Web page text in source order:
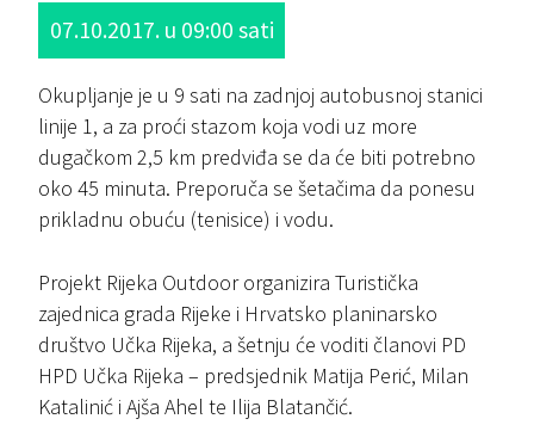
07.10.2017. u 09:00 sati
Okupljanje je u 9 sati na zadnjoj autobusnoj stanici
linije 1, a za proći stazom koja vodi uz more
dugačkom 2,5 km predviđa se da će biti potrebno
oko 45 minuta. Preporuča se šetačima da ponesu
prikladnu obuću (tenisice) i vodu.
Projekt Rijeka Outdoor organizira Turistička
zajednica grada Rijeke i Hrvatsko planinarsko
društvo Učka Rijeka, a šetnju će voditi članovi PD
HPD Učka Rijeka – predsjednik Matija Perić, Milan
Katalinić i Ajša Ahel te Ilija Blatančić.